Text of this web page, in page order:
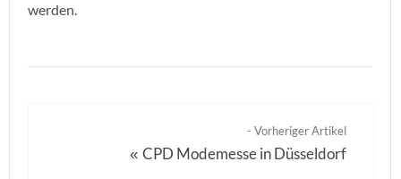
werden.
- Vorheriger Artikel
«CPD Modemesse in Düsseldorf